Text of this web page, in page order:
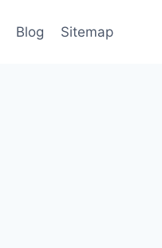
Blog Sitemap